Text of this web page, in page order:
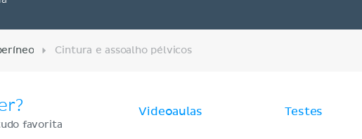
Cintura e assoalho pélvicos
favorita
Videoaulas Testes